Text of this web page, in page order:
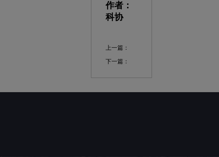
作者：
科协
上一篇：
下一篇：